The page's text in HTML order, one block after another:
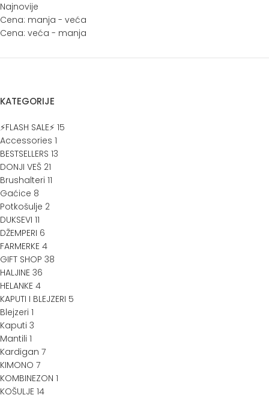
Najnovije
Cena: manja - veća
Cena: veća - manja
KATEGORIJE
⚡FLASH SALE⚡ 15
Accessories 1
BESTSELLERS 13
DONJI VEŠ 21
Brushalteri 11
Gaćice 8
Potkošulje 2
DUKSEVI 11
DŽEMPERI 6
FARMERKE 4
GIFT SHOP 38
HALJINE 36
HELANKE 4
KAPUTI I BLEJZERI 5
Blejzeri 1
Kaputi 3
Mantili 1
Kardigan 7
KIMONO 7
KOMBINEZON 1
KOŠULJE 14